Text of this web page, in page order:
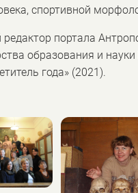
спортивной
портала
образования и
года» (2021).